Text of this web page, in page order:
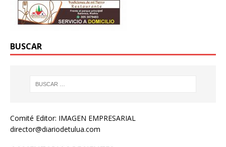
BUSCAR
Comité Editor: IMAGEN EMPRESARIAL
director@diariodetulua.com